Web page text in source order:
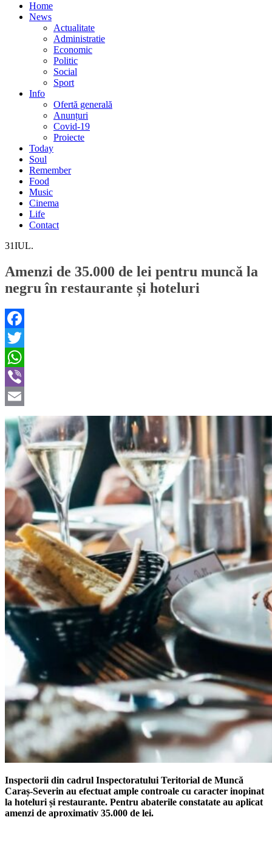
Home
News
Actualitate
Administratie
Economic
Politic
Social
Sport
Info
Ofertă generală
Anunțuri
Covid-19
Proiecte
Today
Soul
Remember
Food
Music
Cinema
Life
Contact
31IUL.
Amenzi de 35.000 de lei pentru muncă la
negru în restaurante și hoteluri
Facebook
Twitter
WhatsApp
Viber
Email
Inspectorii din cadrul Inspectoratului Teritorial de Muncă
Caraș-Severin au efectuat ample controale cu caracter inopinat
la hoteluri și restaurante. Pentru abaterile constatate au aplicat
amenzi de aproximativ 35.000 de lei.